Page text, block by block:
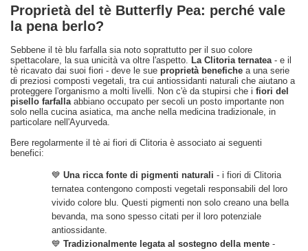
Proprietà del tè Butterfly Pea: perché vale
la pena berlo?
Sebbene il tè blu farfalla sia noto soprattutto per il suo colore
spettacolare, la sua unicità va oltre l'aspetto. La Clitoria ternatea - e il
tè ricavato dai suoi fiori - deve le sue proprietà benefiche a una serie
di preziosi composti vegetali, tra cui antiossidanti naturali che aiutano a
proteggere l'organismo a molti livelli. Non c'è da stupirsi che i fiori del
pisello farfalla abbiano occupato per secoli un posto importante non
solo nella cucina asiatica, ma anche nella medicina tradizionale, in
particolare nell'Ayurveda.
Bere regolarmente il tè ai fiori di Clitoria è associato ai seguenti
benefici:
💙 Una ricca fonte di pigmenti naturali - i fiori di Clitoria
ternatea contengono composti vegetali responsabili del loro
vivido colore blu. Questi pigmenti non solo creano una bella
bevanda, ma sono spesso citati per il loro potenziale
antiossidante.
💙 Tradizionalmente legata al sostegno della mente -